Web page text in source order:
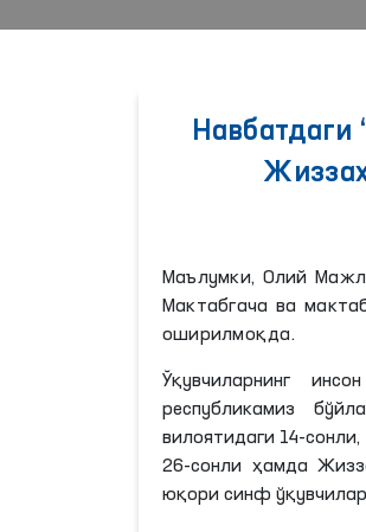
Навбатдаги
Маълумки, Олий
Мактабгача ва
оширилмоқда.
Ўқувчиларнинг
республикамиз
вилоятидаги 14-
26-сонли ҳамда
юқори синф